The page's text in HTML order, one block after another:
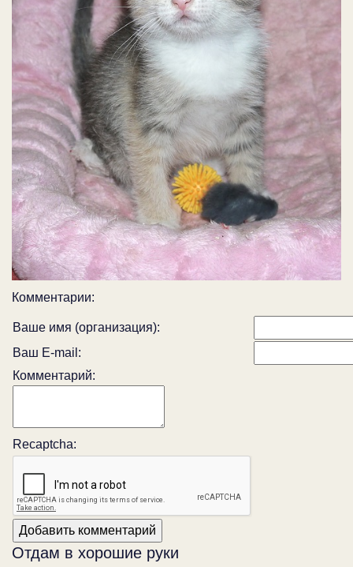
Комментарии:
Ваше имя (организация):
Ваш E-mail:
Комментарий:
Recaptcha:
Отдам в хорошие руки